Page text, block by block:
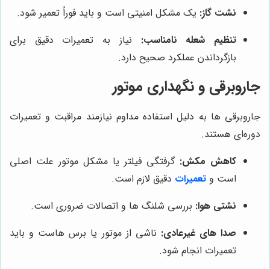
نشت گاز: یک مشکل امنیتی است و باید فوراً تعمیر شود.
تنظیم شعله نامناسب: نیاز به تعمیرات دقیق برای
بازگرداندن عملکرد صحیح دارد.
جاروبرقی و نگهداری موتور
جاروبرقی‌ ها به دلیل استفاده مداوم نیازمند مراقبت و تعمیرات
دوره‌ای هستند.
کاهش مکش: گرفتگی فیلتر یا مشکل موتور علت اصلی
است و تعمیرات دقیق لازم است.
نشتی هوا: بررسی شلنگ‌ ها و اتصالات ضروری است.
صدا های غیرعادی: ناشی از موتور یا برس‌ هاست و باید
تعمیرات انجام شود.